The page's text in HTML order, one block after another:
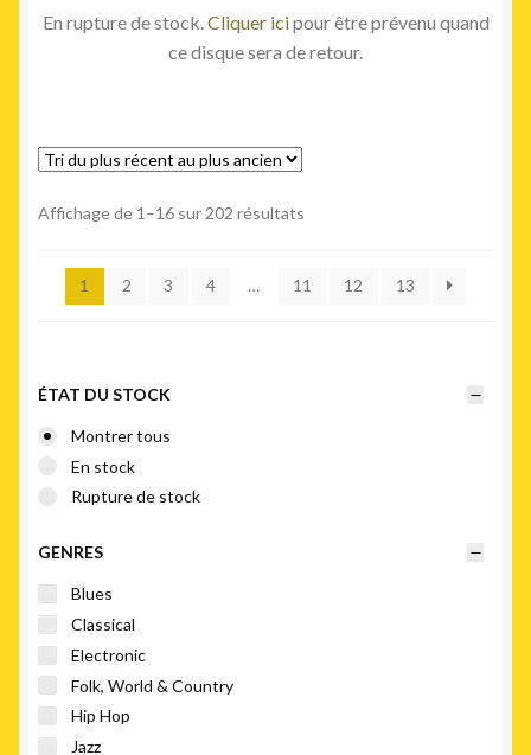
En rupture de stock.Cliquer icipour être prévenu quand
ce disque sera de retour.
Affichage de 1–16 sur 202 résultats
récent
1 2 3 4 … 11 12 13
ÉTAT DU STOCK
Montrer tous
En stock
Rupture de stock
GENRES
Blues
Classical
Electronic
Folk, World & Country
Hip Hop
Jazz